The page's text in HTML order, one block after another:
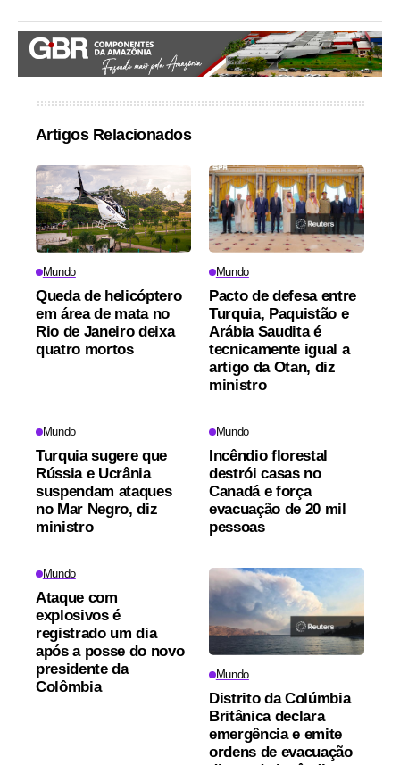
Artigos Relacionados
Mundo
Queda de helicóptero
em área de mata no
Rio de Janeiro deixa
quatro mortos
Mundo
Pacto de defesa entre
Turquia, Paquistão e
Arábia Saudita é
tecnicamente igual a
artigo da Otan, diz
ministro
Mundo
Turquia sugere que
Rússia e Ucrânia
suspendam ataques
no Mar Negro, diz
ministro
Mundo
Incêndio florestal
destrói casas no
Canadá e força
evacuação de 20 mil
pessoas
Mundo
Ataque com
explosivos é
registrado um dia
após a posse do novo
presidente da
Colômbia
Mundo
Distrito da Colúmbia
Britânica declara
emergência e emite
ordens de evacuação